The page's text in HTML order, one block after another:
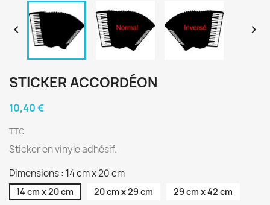
 
STICKER ACCORDÉON
10,40 €
TTC
Sticker en vinyle adhésif.
Dimensions : 14 cm x 20 cm
14 cm x 20 cm 20 cm x 29 cm 29 cm x 42 cm